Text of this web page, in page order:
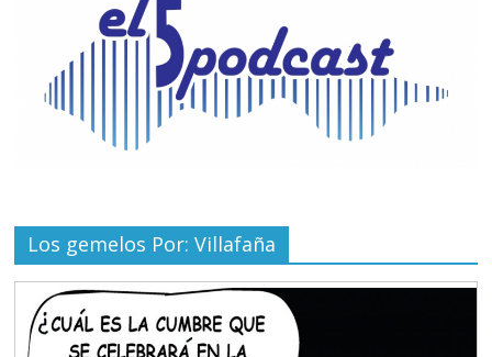
Los gemelos Por: Villafaña